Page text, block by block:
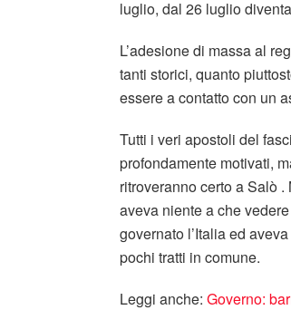
luglio, dal 26 luglio
L’adesione di massa al
tanti storici, quanto
essere a contatto con un
Tutti i veri apostoli del
profondamente motivati,
ritroveranno certo a Salò
aveva niente a che
governato l’Italia ed
pochi tratti in comune.
Leggi anche: Governo: